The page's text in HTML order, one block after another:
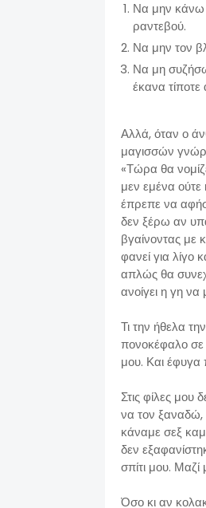
Να μην κάνω
ραντεβού.
Να μην τον
Να μη
έκανα
Αλλά, όταν ο
μαγισσών
«Τώρα θα
μεν εμένα
έπρεπε να
δεν ξέρω αν
βγαίνοντας με
φανεί για λίγο
απλώς θα
ανοίγει η γη να
Τι την ήθελα
πονοκέφαλο σε
μου. Και έφυγα
Στις φίλες
να τον
κάναμε σεξ
δεν
σπίτι μου.
Όσο κι αν